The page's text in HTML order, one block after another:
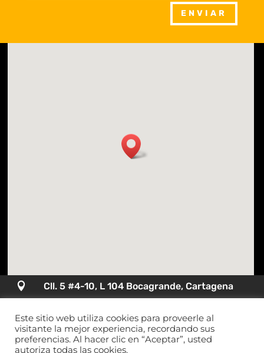
ENVIAR
 Cll. 5 #4-10, L 104 Bocagrande, Cartagena
 +(57) 605-651-1526
 jpineres@profal.com.co
Este sitio web utiliza cookies para proveerle al
visitante la mejor experiencia, recordando sus
preferencias. Al hacer clic en “Aceptar”, usted
autoriza todas las cookies.